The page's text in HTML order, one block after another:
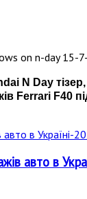
N Day
Ferrari F40
авто в